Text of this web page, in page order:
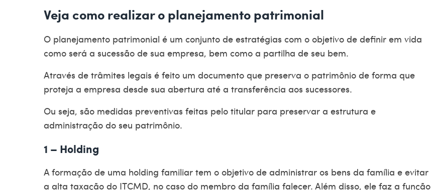
Veja como realizar o planejamento patrimonial
O planejamento patrimonial é um conjunto de estratégias com o objetivo de definir em vida
como será a sucessão de sua empresa, bem como a partilha de seu bem.
Através de trâmites legais é feito um documento que preserva o patrimônio de forma que
proteja a empresa desde sua abertura até a transferência aos sucessores.
Ou seja, são medidas preventivas feitas pelo titular para preservar a estrutura e
administração do seu patrimônio.
1 – Holding
A formação de uma holding familiar tem o objetivo de administrar os bens da família e evitar
a alta taxação do ITCMD, no caso do membro da família falecer. Além disso, ele faz a função